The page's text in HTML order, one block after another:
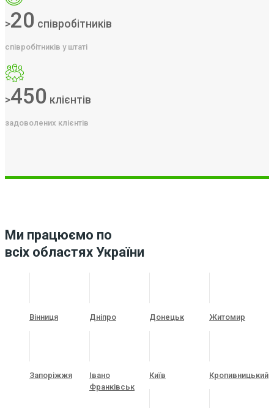
>20 співробітників
співробітників у штаті
>450 клієнтів
задоволених клієнтів
Ми працюємо по
всіх областях України
Вінниця Дніпро Донецьк Житомир
Запоріжжя
Івано
Франківськ
Київ Кропивницький